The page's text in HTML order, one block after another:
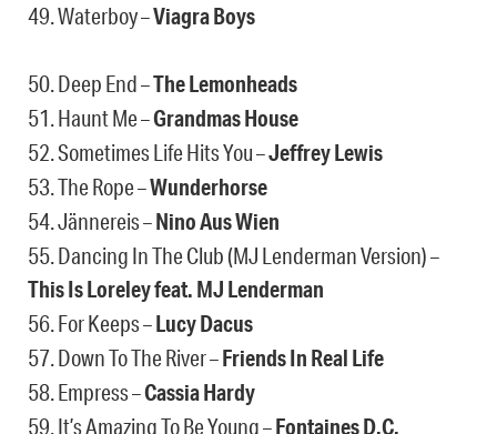
49. Waterboy –Viagra Boys
50. Deep End –The Lemonheads
51. Haunt Me –Grandmas House
52. Sometimes Life Hits You –Jeffrey Lewis
53. The Rope –Wunderhorse
54. Jännereis –Nino Aus Wien
55. Dancing In The Club (MJ Lenderman Version) –
This Is Loreley feat. MJ Lenderman
56. For Keeps –Lucy Dacus
57. Down To The River –Friends In Real Life
58. Empress –Cassia Hardy
59. It’s Amazing To Be Young –Fontaines D.C.